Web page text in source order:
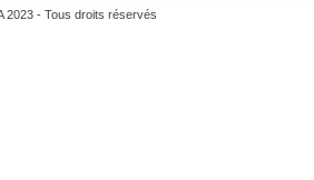
2023 - Tous droits réservés